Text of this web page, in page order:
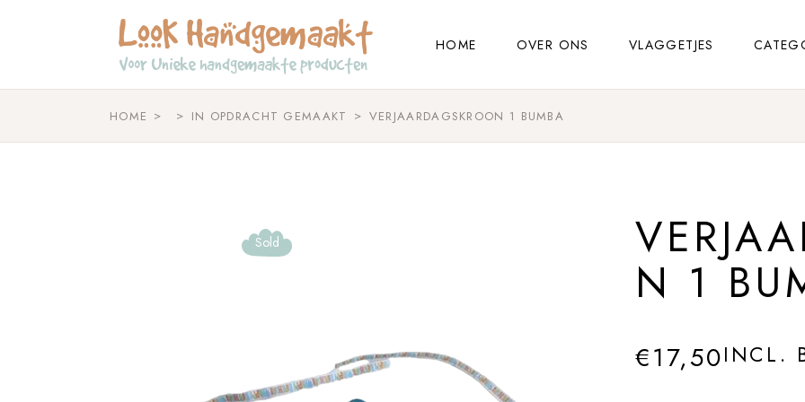
HOME OVER ONS VLAGGETJES
HOME IN OPDRACHT GEMAAKT VERJAARDAGSKROON 1 BUMBA
Sold
N 1
€17,50INCL.